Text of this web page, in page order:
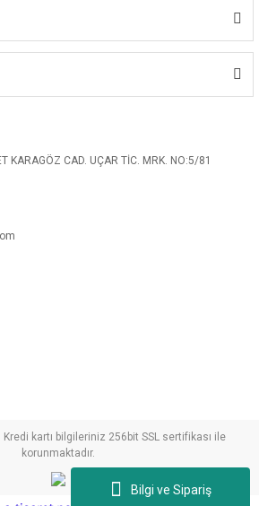
Bilgi ve Sipariş
KARAGÖZ CAD. UÇAR TİC. MRK. NO:5/81
Kredi kartı bilgileriniz 256bit SSL sertifikası ile
korunmaktadır.